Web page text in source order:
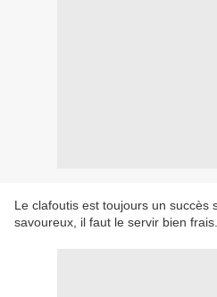
Le clafoutis est toujours un succès
savoureux, il faut le servir bien frais.